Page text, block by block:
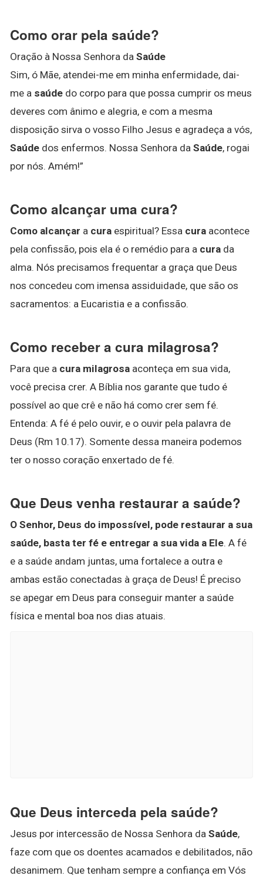
Como orar pela saúde?
Oração à Nossa Senhora da Saúde
Sim, ó Mãe, atendei-me em minha enfermidade, dai-
me a saúde do corpo para que possa cumprir os meus
deveres com ânimo e alegria, e com a mesma
disposição sirva o vosso Filho Jesus e agradeça a vós,
Saúde dos enfermos. Nossa Senhora da Saúde, rogai
por nós. Amém!”
Como alcançar uma cura?
Como alcançar a cura espiritual? Essa cura acontece
pela confissão, pois ela é o remédio para a cura da
alma. Nós precisamos frequentar a graça que Deus
nos concedeu com imensa assiduidade, que são os
sacramentos: a Eucaristia e a confissão.
Como receber a cura milagrosa?
Para que a cura milagrosa aconteça em sua vida,
você precisa crer. A Bíblia nos garante que tudo é
possível ao que crê e não há como crer sem fé.
Entenda: A fé é pelo ouvir, e o ouvir pela palavra de
Deus (Rm 10.17). Somente dessa maneira podemos
ter o nosso coração enxertado de fé.
Que Deus venha restaurar a saúde?
O Senhor, Deus do impossível, pode restaurar a sua
saúde, basta ter fé e entregar a sua vida a Ele. A fé
e a saúde andam juntas, uma fortalece a outra e
ambas estão conectadas à graça de Deus! É preciso
se apegar em Deus para conseguir manter a saúde
física e mental boa nos dias atuais.
Que Deus interceda pela saúde?
Jesus por intercessão de Nossa Senhora da Saúde,
faze com que os doentes acamados e debilitados, não
desanimem. Que tenham sempre a confiança em Vós